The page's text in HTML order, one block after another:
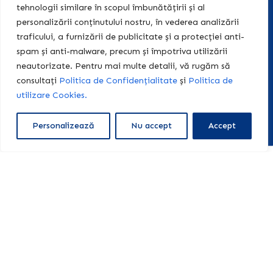
tehnologii similare în scopul îmbunătățirii și al
personalizării conținutului nostru, în vederea analizării
traficului, a furnizării de publicitate și a protecției anti-
spam și anti-malware, precum și împotriva utilizării
neautorizate. Pentru mai multe detalii, vă rugăm să
consultați Politica de Confidențialitate și Politica de
utilizare Cookies.
Personalizează Nu accept Accept
Abonează-te la newsletter-ul nostru, iar noi îți
transmitem regulat informații relevante și de
actualitate, potrivite pentru tine!